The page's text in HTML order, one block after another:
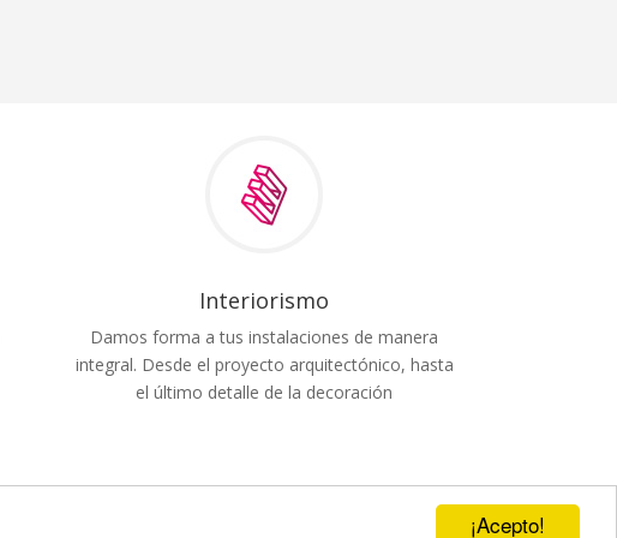
¡Acepto!
Interiorismo
Damos forma a tus instalaciones de manera
integral. Desde el proyecto arquitectónico, hasta
el último detalle de la decoración